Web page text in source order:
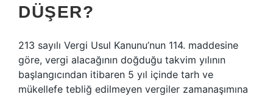
DÜŞER?
213 sayılı Vergi Usul Kanunu’nun 114. maddesine
göre, vergi alacağının doğduğu takvim yılının
başlangıcından itibaren 5 yıl içinde tarh ve
mükellefe tebliğ edilmeyen vergiler zamanaşımına